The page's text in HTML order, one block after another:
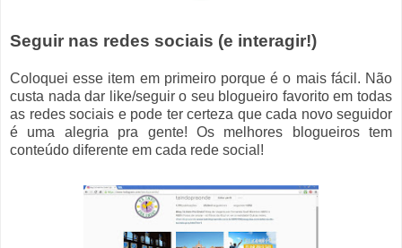
Seguir nas redes sociais (e interagir!)
Coloquei esse item em primeiro porque é o mais fácil. Não
custa nada dar like/seguir o seu blogueiro favorito em todas
as redes sociais e pode ter certeza que cada novo seguidor
é uma alegria pra gente! Os melhores blogueiros tem
conteúdo diferente em cada rede social!